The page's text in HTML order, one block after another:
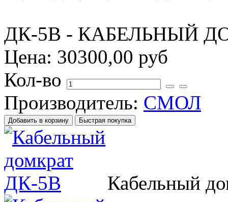
ДК-5В - КАБЕЛЬНЫЙ
Цена: 30300,00 руб
Кол-во
Производитель: СМОЛ
Кабельный